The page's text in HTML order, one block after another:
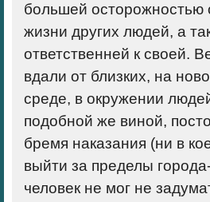
большей осторожностью
жизни других людей, а
ответственней к своей.
вдали от близких, на
среде, в окружении
подобной же виной,
бремя наказания (ни в
выйти за пределы
человек не мог не